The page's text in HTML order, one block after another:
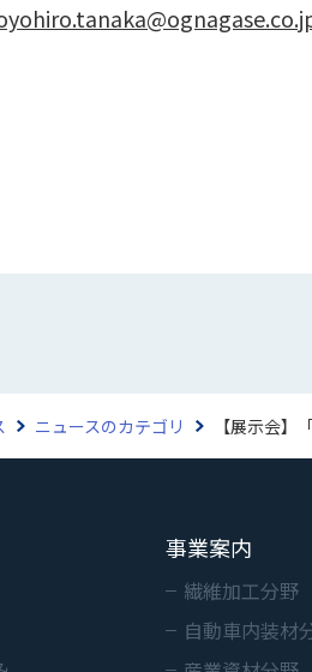
ニュースのカテゴリ 【展示会
事業案内
繊維加工分野
自動車内装材